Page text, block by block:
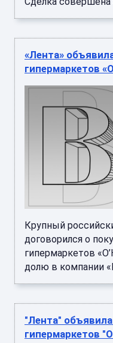
«Лента»
гипермаркетов
Крупный
договорился о
гипермаркетов
долю в компании
"Лента"
гипермаркетов